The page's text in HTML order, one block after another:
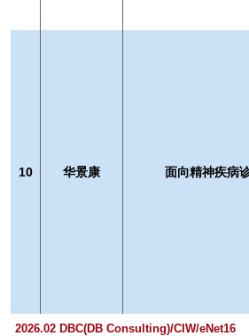
10 华景康 面向精神疾病
2026.02 DBC(DB Consulting)/CIW/eNet16